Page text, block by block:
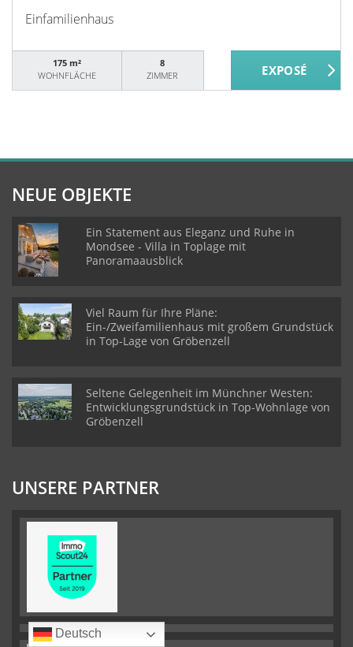
Deutsch
Deutsch
Einfamilienhaus
175 m²
WOHNFLÄCHE
8
ZIMMER
Deutsch
Deutsch
NEUE OBJEKTE
Ein Statement aus Eleganz und Ruhe in
Mondsee - Villa in Toplage mit
Panoramaausblick
Viel Raum für Ihre Pläne:
Ein-/Zweifamilienhaus mit großem Grundstück
in Top-Lage von Gröbenzell
Seltene Gelegenheit im Münchner Westen:
Entwicklungsgrundstück in Top-Wohnlage von
Gröbenzell
UNSERE PARTNER